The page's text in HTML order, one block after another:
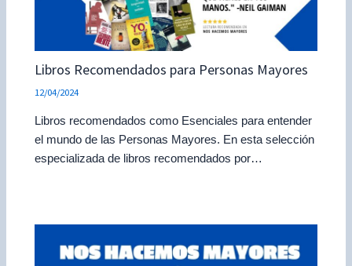
Libros Recomendados para Personas Mayores
12/04/2024
Libros recomendados como Esenciales para entender
el mundo de las Personas Mayores. En esta selección
especializada de libros recomendados por…